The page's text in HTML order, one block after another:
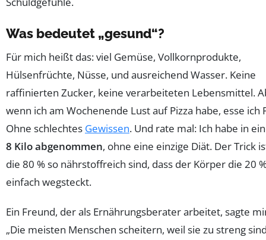
Was bedeutet „gesund“?
Für mich heißt das: viel Gemüse, Vollkornprodukte,
Hülsenfrüchte, Nüsse, und ausreichend Wasser. Keine
raffinierten Zucker, keine verarbeiteten Lebensmittel.
wenn ich am Wochenende Lust auf Pizza habe, esse ich
Ohne schlechtes Gewissen. Und rate mal: Ich habe in
8 Kilo abgenommen, ohne eine einzige Diät. Der Trick
die 80 % so nährstoffreich sind, dass der Körper die 20
einfach wegsteckt.
Ein Freund, der als Ernährungsberater arbeitet, sagte
„Die meisten Menschen scheitern, weil sie zu streng